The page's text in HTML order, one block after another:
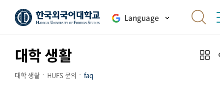
Language
대학 생활
대학 생활 HUFS 문의 faq